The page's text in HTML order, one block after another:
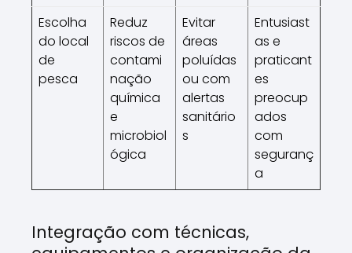
Escolha
do local
de
pesca
Reduz
riscos de
contami
nação
química
e
microbiol
ógica
Evitar
áreas
poluídas
ou com
alertas
sanitário
s
Entusiast
as e
praticant
es
preocup
ados
com
seguranç
a
Integração com técnicas,